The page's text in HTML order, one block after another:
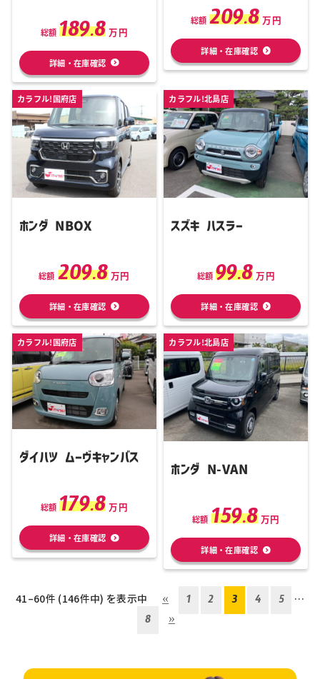
総額 189.8 万円
詳細・在庫確認
総額 209.8 万円
詳細・在庫確認
カラフル!国府店
ホンダ NBOX
総額 209.8 万円
詳細・在庫確認
カラフル!北島店
スズキ ハスラー
総額 99.8 万円
詳細・在庫確認
カラフル!国府店
ダイハツ ムーヴキャンバス
総額 179.8 万円
詳細・在庫確認
カラフル!北島店
ホンダ N-VAN
総額 159.8 万円
詳細・在庫確認
41–60件 (146件中) を表示中 « 1 2 3 4 5 …
8 »